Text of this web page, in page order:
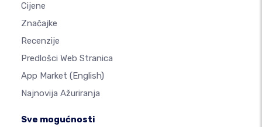
Cijene
Značajke
Recenzije
Predlošci Web Stranica
App Market (English)
Najnovija Ažuriranja
Sve mogućnosti